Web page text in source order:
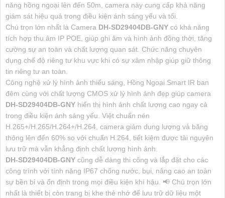
năng hồng ngoại lên đến 50m, camera này cung cấp khả năng
giám sát hiệu quả trong điều kiện ánh sáng yếu và tối.
Chú trọn lớn nhất là Camera DH-SD29404DB-GNY có khả năng
tích hợp thu âm IP POE, giúp ghi âm và hình ảnh đồng thời, tăng
cường sự an toàn và chất lượng quan sát. Chức năng chuyên
dụng chế độ riêng tư khu vực khi có sự xâm nhập giúp giữ thông
tin riêng tư an toàn.
Công nghệ xử lý hình ảnh thiếu sáng, Hồng Ngoại Smart IR ban
đêm cùng với chất lượng CMOS xử lý hình ảnh đẹp giúp camera
DH-SD29404DB-GNY hiển thị hình ảnh chất lượng cao ngay cả
trong điều kiện ánh sáng yếu. Việt chuẩn nén
H.265+/H.265/H.264+/H.264, camera giảm dung lượng và băng
thông lên đến 60% so với chuẩn H.264, tiết kiệm được tài nguyên
lưu trữ mà vẫn khẳng định chất lượng hình ảnh.
DH-SD29404DB-GNY cũng dễ dàng thi công và lắp đặt cho các
công trình với tính năng IP67 chống nước, bụi, nâng cao an toàn
sự bền bỉ và ổn định trong mọi điều kiện khí hậu. 📢 Chú trọn lớn
nhất là thiết bị còn trang bị khe thẻ nhớ để lưu trữ dữ liệu một